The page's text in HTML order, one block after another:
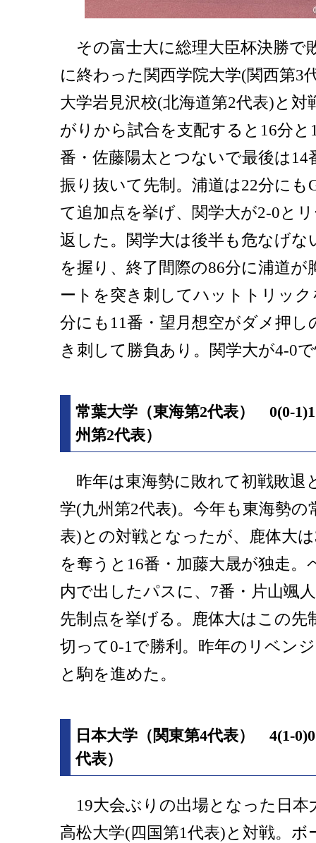
その富士大に総理大臣杯決勝で
に終わった関西学院大学(関西第3
大学岩見沢校(北海道第2代表)と対
がりから試合を支配すると16分と
番・佐藤陽太とつないで最後は14
振り抜いて先制。浦道は22分にも
て追加点を挙げ、関学大が2-0と
返した。関学大は後半も危なげな
を握り、終了間際の86分に浦道
ートを突き刺してハットトリッ
分にも11番・望月想空がダメ押
き刺して勝負あり。関学大が4-0
常葉大学（東海第2代表） 0(0-
州第2代表）
昨年は東海勢に敗れて初戦敗退
学(九州第2代表)。今年も東海勢の
表)との対戦となったが、鹿体大
を奪うと16番・加藤大晟が独走
内で出したパスに、7番・片山颯
先制点を挙げる。鹿体大はこの先
切って0-1で勝利。昨年のリベン
と駒を進めた。
日本大学（関東第4代表） 4(1-
代表）
19大会ぶりの出場となった日本
高松大学(四国第1代表)と対戦。